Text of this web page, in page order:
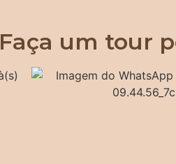
Faça um tour